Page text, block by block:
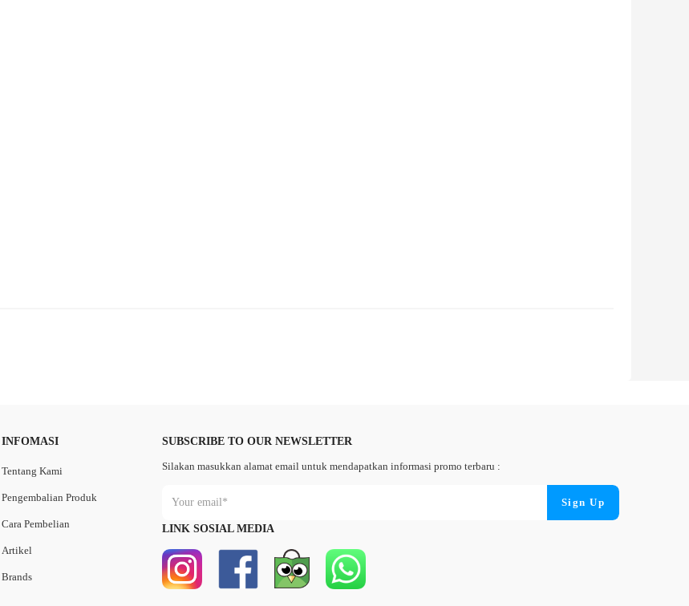
INFOMASI
Tentang Kami
Pengembalian Produk
Cara Pembelian
Artikel
Brands
SUBSCRIBE TO OUR NEWSLETTER
Silakan masukkan alamat email untuk mendapatkan informasi promo terbaru :
LINK SOSIAL MEDIA